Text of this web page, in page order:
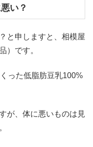
い？
と申しますと、相模屋
）です。
った低脂肪豆乳100%
が、体に悪いものは見